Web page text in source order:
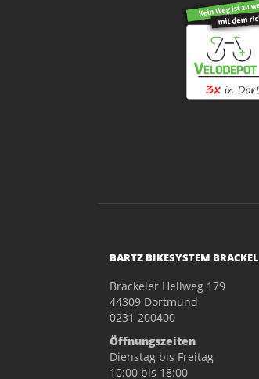
BARTZ BIKESYSTEM BRACKEL
Brackeler Hellweg 179
44309 Dortmund
0231 200400
Öffnungszeiten
Dienstag bis Freitag
10:00 bis 18:00